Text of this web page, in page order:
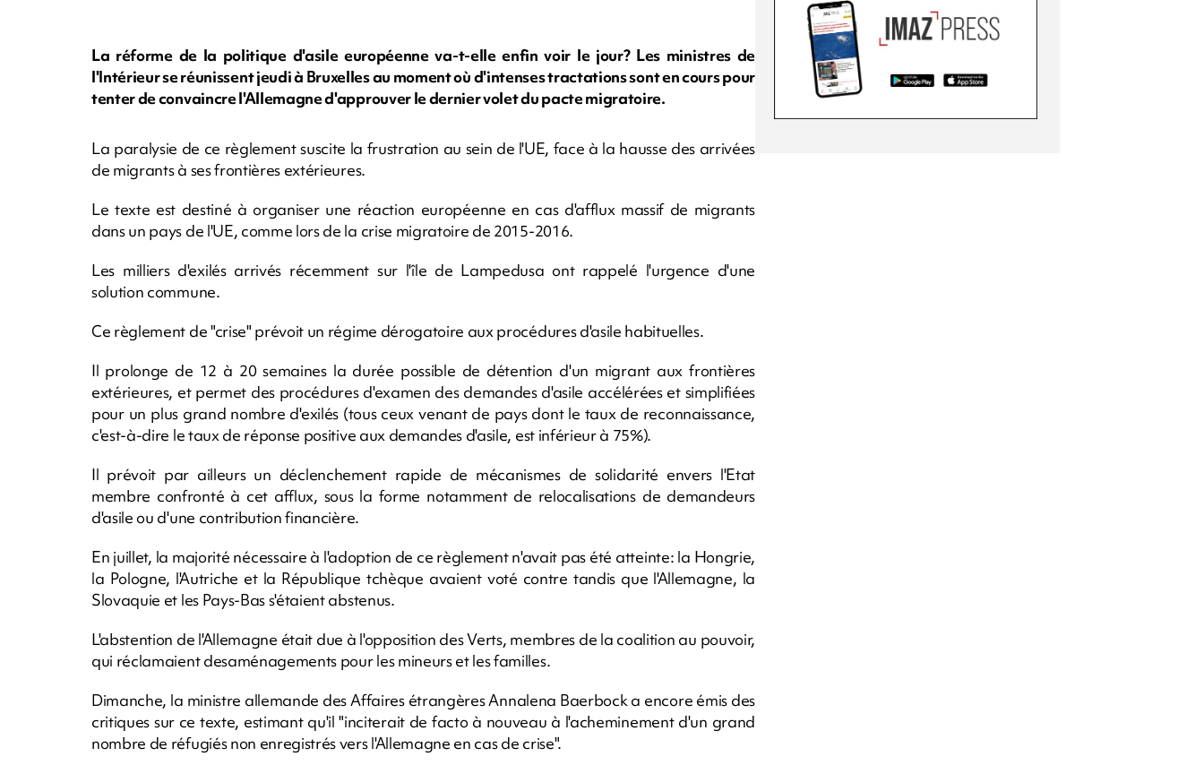
La réforme de la politique d'asile européenne va-t-elle enfin voir le jour? Les ministres de
l'Intérieur se réunissent jeudi à Bruxelles au moment où d'intenses tractations sont en cours pour
tenter de convaincre l'Allemagne d'approuver le dernier volet du pacte migratoire.
La paralysie de ce règlement suscite la frustration au sein de l'UE, face à la hausse des arrivées
de migrants à ses frontières extérieures.
Le texte est destiné à organiser une réaction européenne en cas d'afflux massif de migrants
dans un pays de l'UE, comme lors de la crise migratoire de 2015-2016.
Les milliers d'exilés arrivés récemment sur l'île de Lampedusa ont rappelé l'urgence d'une
solution commune.
Ce règlement de "crise" prévoit un régime dérogatoire aux procédures d'asile habituelles.
Il prolonge de 12 à 20 semaines la durée possible de détention d'un migrant aux frontières
extérieures, et permet des procédures d'examen des demandes d'asile accélérées et simplifiées
pour un plus grand nombre d'exilés (tous ceux venant de pays dont le taux de reconnaissance,
c'est-à-dire le taux de réponse positive aux demandes d'asile, est inférieur à 75%).
Il prévoit par ailleurs un déclenchement rapide de mécanismes de solidarité envers l'Etat
membre confronté à cet afflux, sous la forme notamment de relocalisations de demandeurs
d'asile ou d'une contribution financière.
En juillet, la majorité nécessaire à l'adoption de ce règlement n'avait pas été atteinte: la Hongrie,
la Pologne, l'Autriche et la République tchèque avaient voté contre tandis que l'Allemagne, la
Slovaquie et les Pays-Bas s'étaient abstenus.
L'abstention de l'Allemagne était due à l'opposition des Verts, membres de la coalition au pouvoir,
qui réclamaient desaménagements pour les mineurs et les familles.
Dimanche, la ministre allemande des Affaires étrangères Annalena Baerbock a encore émis des
critiques sur ce texte, estimant qu'il "inciterait de facto à nouveau à l'acheminement d'un grand
nombre de réfugiés non enregistrés vers l'Allemagne en cas de crise".